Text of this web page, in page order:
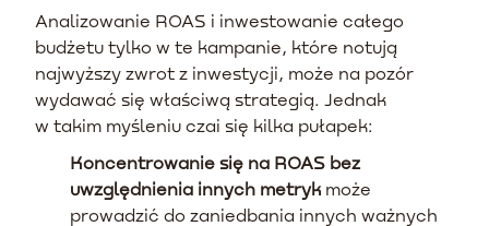
Analizowanie ROAS i inwestowanie całego
budżetu tylko w te kampanie, które notują
najwyższy zwrot z inwestycji, może na pozór
wydawać się właściwą strategią. Jednak
w takim myśleniu czai się kilka pułapek:
Koncentrowanie się na ROAS bez
uwzględnienia innych metryk może
prowadzić do zaniedbania innych ważnych